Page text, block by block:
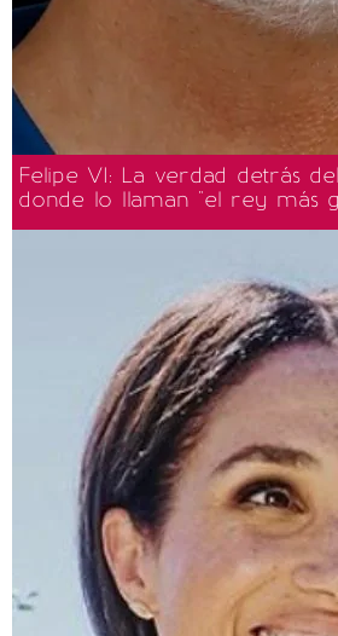
Felipe VI: La verdad detrás
donde lo llaman "el rey más